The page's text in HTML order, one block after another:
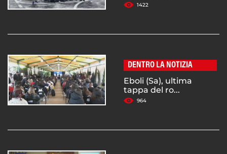
1422
DENTRO LA NOTIZIA
Eboli (Sa), ultima
tappa del ro...
964